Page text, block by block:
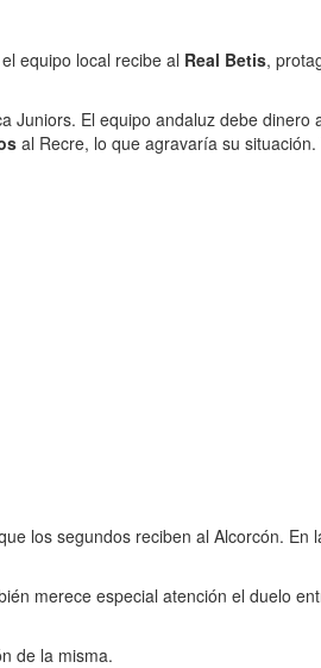
equipo local recibe al Real Betis,
Juniors. El equipo andaluz debe dinero
al Recre, lo que agravaría su
los segundos reciben al Alcorcón. En
merece especial atención el duelo
de la misma.